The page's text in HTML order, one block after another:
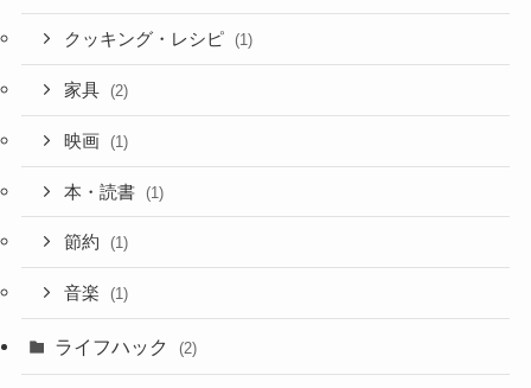
クッキング・レシピ (1)
家具 (2)
映画 (1)
本・読書 (1)
節約 (1)
音楽 (1)
ライフハック (2)